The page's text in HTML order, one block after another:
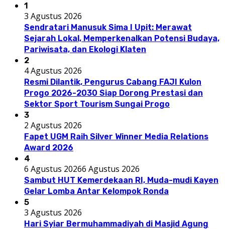
1
3 Agustus 2026
Sendratari Manusuk Sima I Upit: Merawat
Sejarah Lokal, Memperkenalkan Potensi Budaya,
Pariwisata, dan Ekologi Klaten
2
4 Agustus 2026
Resmi Dilantik, Pengurus Cabang FAJI Kulon
Progo 2026-2030 Siap Dorong Prestasi dan
Sektor Sport Tourism Sungai Progo
3
2 Agustus 2026
Fapet UGM Raih Silver Winner Media Relations
Award 2026
4
6 Agustus 20266 Agustus 2026
Sambut HUT Kemerdekaan RI, Muda-mudi Kayen
Gelar Lomba Antar Kelompok Ronda
5
3 Agustus 2026
Hari Syiar Bermuhammadiyah di Masjid Agung